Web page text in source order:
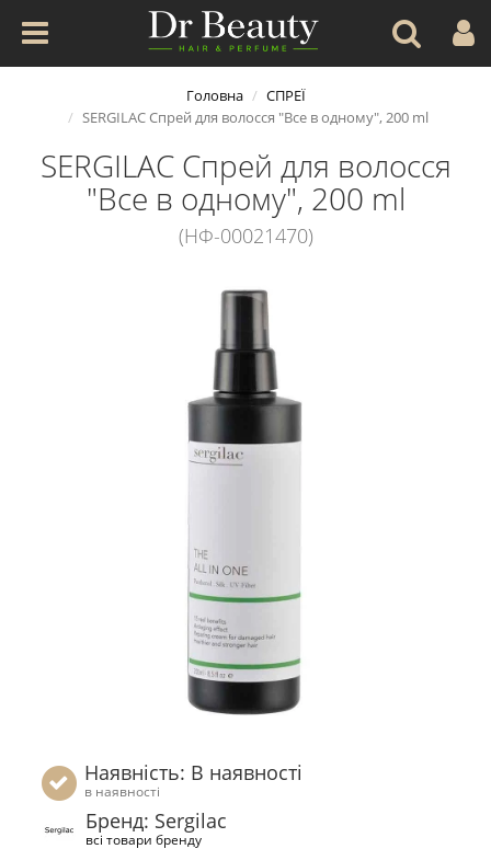
Головна
СПРЕЇ
SERGILAC Спрей для волосся "Все в одному", 200 ml
SERGILAC Спрей для волосся
"Все в одному", 200 ml
(НФ-00021470)
Наявність: В наявності
в наявності
Бренд: Sergilac
всі товари бренду